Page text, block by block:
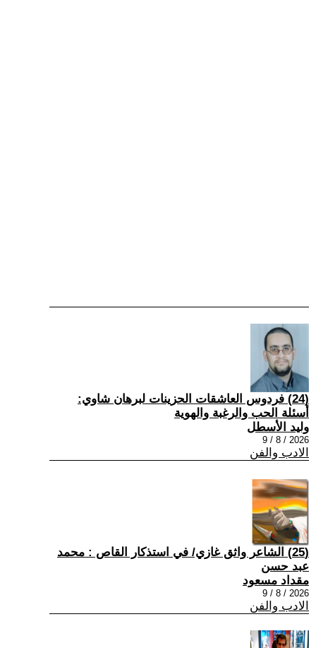
(24) فردوس العاشقات الحزينات لبرهان شاوي:
أسئلة الحب والرغبة والهوية
وليد الأسطل
2026 / 8 / 9
الادب والفن
(25) الشاعر واثق غازي/ في استذكار القاص : محمد
عبد حسن
مقداد مسعود
2026 / 8 / 9
الادب والفن